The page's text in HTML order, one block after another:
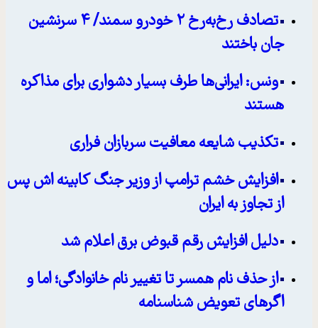
تصادف رخ‌به‌رخ ۲ خودرو سمند/ ۴ سرنشین
جان باختند
ونس: ایرانی‌ها طرف بسیار دشواری برای مذاکره
هستند
تکذیب شایعه معافیت سربازان فراری
افزایش خشم ترامپ از وزیر جنگ کابینه اش پس
از تجاوز به ایران
دلیل افزایش رقم قبوض برق اعلام شد
از حذف نام همسر تا تغییر نام خانوادگی؛ اما و
اگرهای تعویض شناسنامه